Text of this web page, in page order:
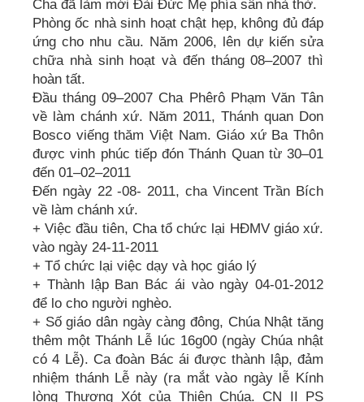
Cha đã làm mới Đài Đức Mẹ phía sân nhà thờ.
Phòng ốc nhà sinh hoạt chật hẹp, không đủ đáp
ứng cho nhu cầu. Năm 2006, lên dự kiến sửa
chữa nhà sinh hoạt và đến tháng 08–2007 thì
hoàn tất.
Đầu tháng 09–2007 Cha Phêrô Phạm Văn Tân
về làm chánh xứ. Năm 2011, Thánh quan Don
Bosco viếng thăm Việt Nam. Giáo xứ Ba Thôn
được vinh phúc tiếp đón Thánh Quan từ 30–01
đến 01–02–2011
Đến ngày 22 -08- 2011, cha Vincent Trần Bích
về làm chánh xứ.
+ Việc đầu tiên, Cha tổ chức lại HĐMV giáo xứ.
vào ngày 24-11-2011
+ Tổ chức lại việc dạy và học giáo lý
+ Thành lập Ban Bác ái vào ngày 04-01-2012
để lo cho người nghèo.
+ Số giáo dân ngày càng đông, Chúa Nhật tăng
thêm một Thánh Lễ lúc 16g00 (ngày Chúa nhật
có 4 Lễ). Ca đoàn Bác ái được thành lập, đảm
nhiệm thánh Lễ này (ra mắt vào ngày lễ Kính
lòng Thương Xót của Thiên Chúa. CN II PS